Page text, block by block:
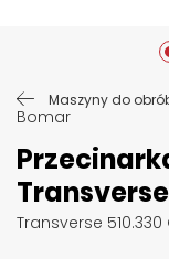
Transverse 510.330
Maszyny do
Transverse
Bomar